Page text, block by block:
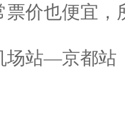
票价也便宜
场站—京都站